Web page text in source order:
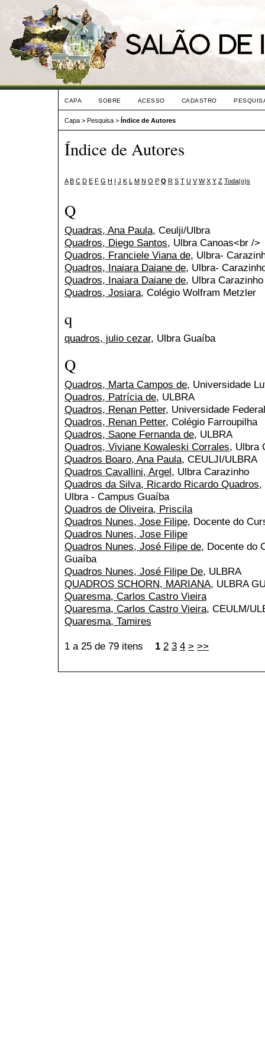
CAPA SOBRE ACESSO CADASTRO
Capa > Pesquisa > Índice de Autores
Índice de Autores
A B C D E F G H I J K L M N O P Q R S T U V W X Y Z Toda(o)s
Q
Quadras, Ana Paula, Ceulji/Ulbra
Quadros, Diego Santos, Ulbra Canoas<br />
Quadros, Franciele Viana de, Ulbra-
Quadros, Inaiara Daiane de, Ulbra-
Quadros, Inaiara Daiane de, Ulbra Carazinho
Quadros, Josiara, Colégio Wolfram Metzler
q
quadros, julio cezar, Ulbra Guaíba
Q
Quadros, Marta Campos de, Universidade
Quadros, Patrícia de, ULBRA
Quadros, Renan Petter, Universidade
Quadros, Renan Petter, Colégio Farroupilha
Quadros, Saone Fernanda de, ULBRA
Quadros, Viviane Kowaleski Corrales, Ulbra
Quadros Boaro, Ana Paula, CEULJI/ULBRA
Quadros Cavallini, Argel, Ulbra Carazinho
Quadros da Silva, Ricardo Ricardo Quadros,
Ulbra - Campus Guaíba
Quadros de Oliveira, Priscila
Quadros Nunes, Jose Filipe, Docente do
Quadros Nunes, Jose Filipe
Quadros Nunes, José Filipe de, Docente do
Guaíba
Quadros Nunes, José Filipe De, ULBRA
QUADROS SCHORN, MARIANA, ULBRA
Quaresma, Carlos Castro Vieira
Quaresma, Carlos Castro Vieira, CEULM/
Quaresma, Tamires
1 a 25 de 79 itens 1 2 3 4 > >>